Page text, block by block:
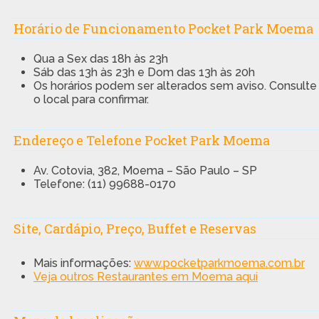
Horário de Funcionamento Pocket Park Moema
Qua a Sex das 18h às 23h
Sáb das 13h às 23h e Dom das 13h às 20h
Os horários podem ser alterados sem aviso. Consulte
o local para confirmar.
Endereço e Telefone Pocket Park Moema
Av. Cotovia, 382, Moema – São Paulo – SP
Telefone: (11) 99688-0170
Site, Cardápio, Preço, Buffet e Reservas
Mais informações:www.pocketparkmoema.com.br
Veja outros Restaurantes em Moema aqui